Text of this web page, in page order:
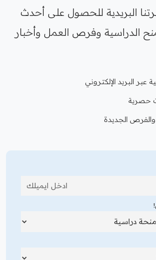
البريدية للحصول على أحدث
الدراسية وفرص العمل وأخبار
عبر البريد الإلكتروني
حصرية
والفرص الجديدة